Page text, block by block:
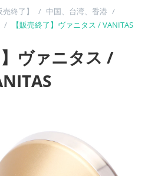
終了】 / 中国、台湾、香港 /
/ 【販売終了】ヴァニタス / VANITAS
】ヴァニタス /